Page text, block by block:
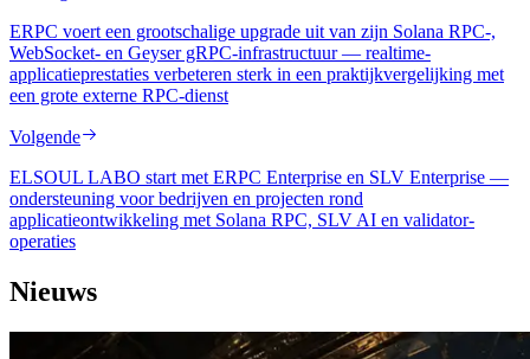
ERPC voert een grootschalige upgrade uit van zijn Solana RPC-,
WebSocket- en Geyser gRPC-infrastructuur — realtime-
applicatieprestaties verbeteren sterk in een praktijkvergelijking met
een grote externe RPC-dienst
Volgende
ELSOUL LABO start met ERPC Enterprise en SLV Enterprise —
ondersteuning voor bedrijven en projecten rond
applicatieontwikkeling met Solana RPC, SLV AI en validator-
operaties
Nieuws